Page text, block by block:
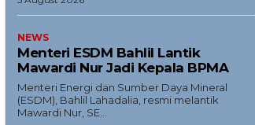
NEWS
Menteri ESDM Bahlil Lantik
Mawardi Nur Jadi Kepala BPMA
Menteri Energi dan Sumber Daya Mineral
(ESDM), Bahlil Lahadalia, resmi melantik
Mawardi Nur, SE...